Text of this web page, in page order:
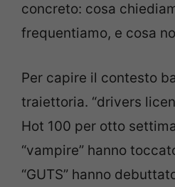
concreto: cosa
frequentiamo, e cosa
Per capire il contesto
traiettoria. “drivers
Hot 100 per otto
“vampire” hanno
“GUTS” hanno